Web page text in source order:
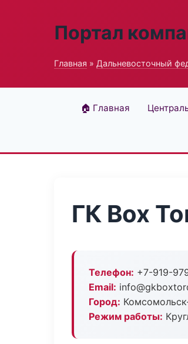
Портал
Главная » Дальневосточный
🏠 Главная
ГК Box
Телефон: +7-919-
Email:
Город:
Режим работы: